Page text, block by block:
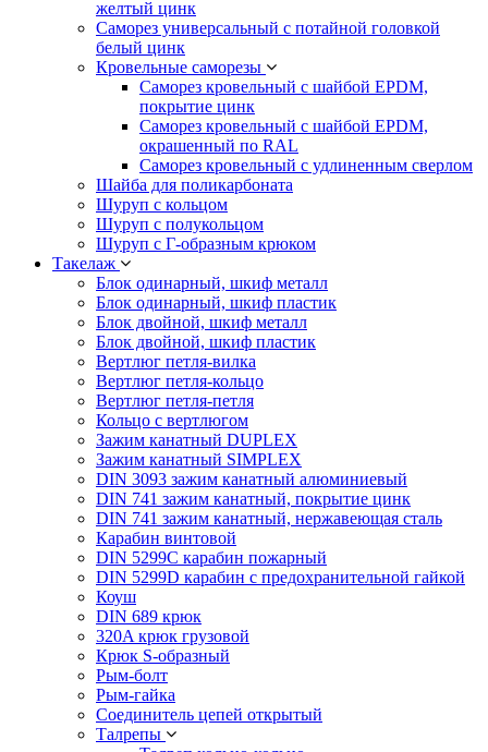
желтый цинк
Саморез универсальный с потайной головкой
белый цинк
Кровельные саморезы
Саморез кровельный с шайбой EPDM,
покрытие цинк
Саморез кровельный с шайбой EPDM,
окрашенный по RAL
Саморез кровельный с удлиненным сверлом
Шайба для поликарбоната
Шуруп с кольцом
Шуруп с полукольцом
Шуруп с Г-образным крюком
Такелаж
Блок одинарный, шкиф металл
Блок одинарный, шкиф пластик
Блок двойной, шкиф металл
Блок двойной, шкиф пластик
Вертлюг петля-вилка
Вертлюг петля-кольцо
Вертлюг петля-петля
Кольцо с вертлюгом
Зажим канатный DUPLEX
Зажим канатный SIMPLEX
DIN 3093 зажим канатный алюминиевый
DIN 741 зажим канатный, покрытие цинк
DIN 741 зажим канатный, нержавеющая сталь
Карабин винтовой
DIN 5299C карабин пожарный
DIN 5299D карабин с предохранительной гайкой
Коуш
DIN 689 крюк
320A крюк грузовой
Крюк S-образный
Рым-болт
Рым-гайка
Соединитель цепей открытый
Талрепы